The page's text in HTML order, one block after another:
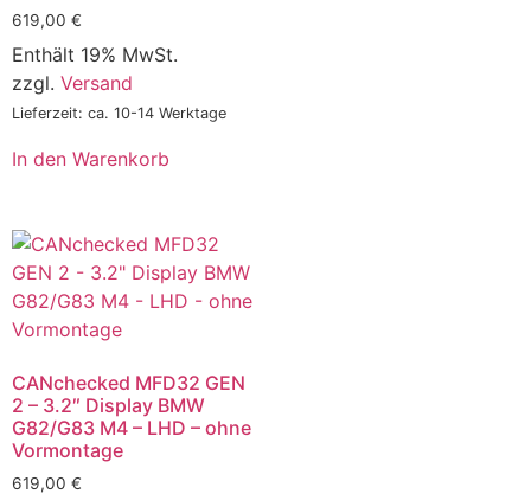
619,00 €
Enthält 19% MwSt.
zzgl. Versand
Lieferzeit: ca. 10-14 Werktage
In den Warenkorb
CANchecked MFD32 GEN
2 – 3.2″ Display BMW
G82/G83 M4 – LHD – ohne
Vormontage
619,00 €